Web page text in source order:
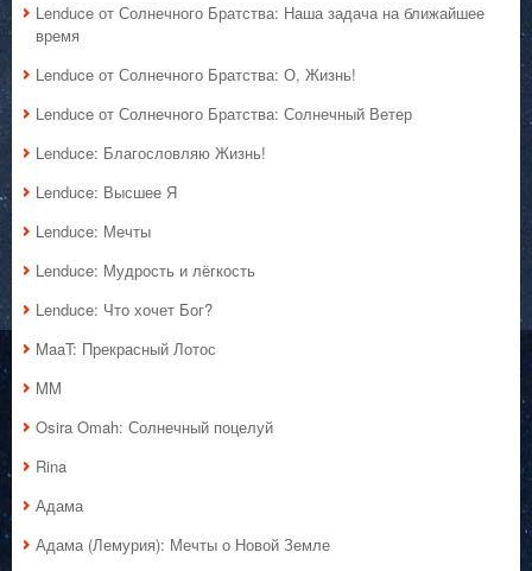
Lenduce от Солнечного Братства: Наша задача на ближайшее
время
Lenduce от Солнечного Братства: О, Жизнь!
Lenduce от Солнечного Братства: Солнечный Ветер
Lenduce: Благословляю Жизнь!
Lenduce: Высшее Я
Lenduce: Мечты
Lenduce: Мудрость и лёгкость
Lenduce: Что хочет Бог?
MaaT: Прекрасный Лотос
MM
Osira Omah: Солнечный поцелуй
Rina
Адама
Адама (Лемурия): Мечты о Новой Земле